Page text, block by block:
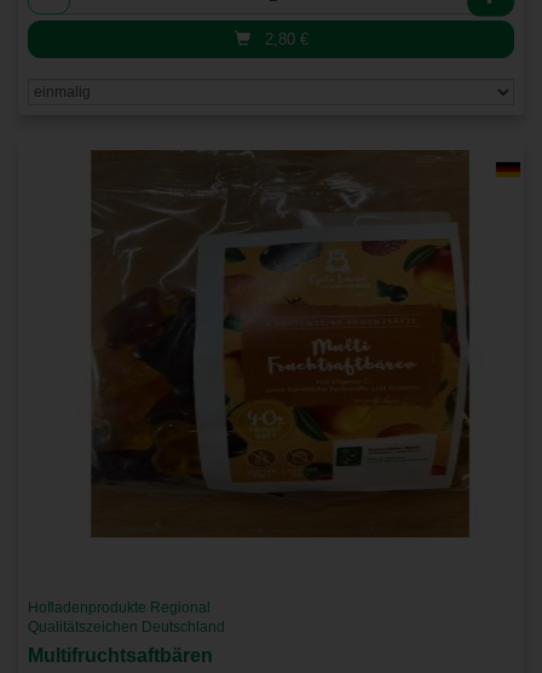
2,80 €
Hofladenprodukte Regional
Qualitätszeichen Deutschland
Multifruchtsaftbären